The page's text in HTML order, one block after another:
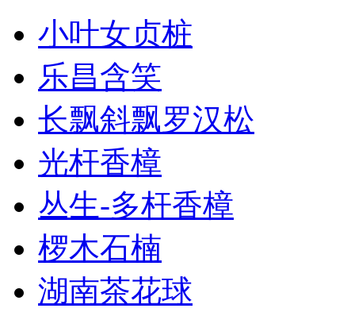
小叶女贞桩
乐昌含笑
长飘斜飘罗汉松
光杆香樟
丛生-多杆香樟
椤木石楠
湖南茶花球